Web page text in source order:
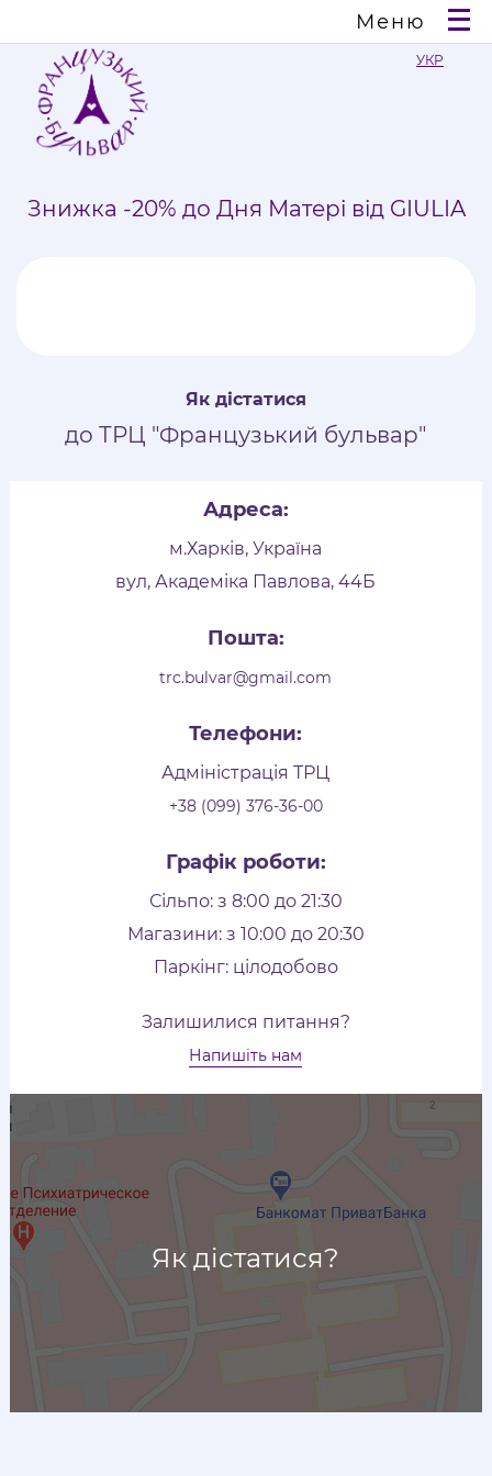
Меню
УКР
Знижка -20% до Дня Матері від GIULIA
Як дістатися
до ТРЦ "Французький бульвар"
Адреса:
м.Харків, Україна
вул, Академіка Павлова, 44Б
Пошта:
trc.bulvar@gmail.com
Телефони:
Адміністрація ТРЦ
+38 (099) 376-36-00
Графік роботи:
Сільпо: з 8:00 до 21:30
Магазини: з 10:00 до 20:30
Паркінг: цілодобово
Залишилися питання?
Напишіть нам
Як дістатися?